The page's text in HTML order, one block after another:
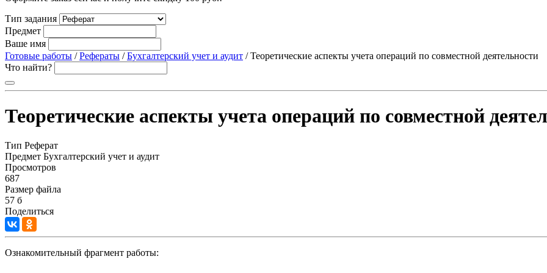
Тип задания
Предмет
Ваше имя
Готовые работы /Рефераты /Бухгалтерский учет и аудит / Теоретические аспекты учета операций по совместной деятельности
Что найти?
Теоретические аспекты учета операций по совместной
Тип Реферат
Предмет Бухгалтерский учет и аудит
Просмотров
687
Размер файла
57 б
Поделиться
Ознакомительный фрагмент работы: